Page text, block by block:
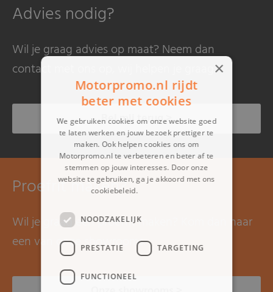
Advies nodig?
Wil je graag advies op maat? Neem dan
contact met ons op, wij helpen je graag.
Bel mij terug >
Proefrit maken?
Wil je graag een proefrit maken? Kom dan naar
een van onze showrooms.
×
Motorpromo.nl rijdt
beter met cookies
We gebruiken cookies om onze website goed
te laten werken en jouw bezoek prettiger te
maken. Ook helpen cookies ons om
Motorpromo.nl te verbeteren en beter af te
stemmen op jouw interesses. Door onze
website te gebruiken, ga je akkoord met ons
cookiebeleid.
NOODZAKELIJK
PRESTATIE TARGETING
FUNCTIONEEL